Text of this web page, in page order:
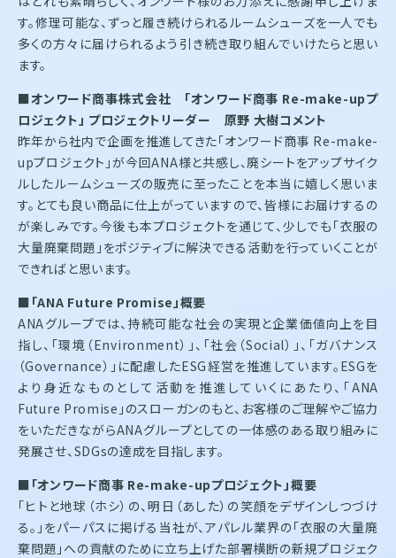
す。修理可能な、ずっと履き続けられるルームシューズを一人でも
多くの方々に届けられるよう引き続き取り組んでいけたらと思い
ます。
■オンワード商事株式会社 「オンワード商事 Re-make-upプ
ロジェクト」 プロジェクトリーダー 原野 大樹コメント
昨年から社内で企画を推進してきた「オンワード商事 Re-make-
upプロジェクト」が今回ANA様と共感し、廃シートをアップサイク
ルしたルームシューズの販売に至ったことを本当に嬉しく思いま
す。とても良い商品に仕上がっていますので、皆様にお届けするの
が楽しみです。今後も本プロジェクトを通じて、少しでも「衣服の
大量廃棄問題」をポジティブに解決できる活動を行っていくことが
できればと思います。
■「ANA Future Promise」概要
ANAグループでは、持続可能な社会の実現と企業価値向上を目
指し、「環境（Environment）」、「社会（Social）」、「ガバナンス
（Governance）」に配慮したESG経営を推進しています。ESGを
より身近なものとして活動を推進していくにあたり、「ANA
Future Promise」のスローガンのもと、お客様のご理解やご協力
をいただきながらANAグループとしての一体感のある取り組みに
発展させ、SDGsの達成を目指します。
■「オンワード商事 Re-make-upプロジェクト」概要
「ヒトと地球（ホシ）の、明日（あした）の笑顔をデザインしつづけ
る。」をパーパスに掲げる当社が、アパレル業界の「衣服の大量廃
棄問題」への貢献のために立ち上げた部署横断の新規プロジェク